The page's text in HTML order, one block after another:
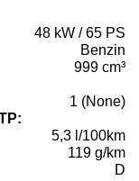
48 kW / 65 PS
Benzin
999 cm³
1 (None)
5,3 l/100km
119 g/km
D